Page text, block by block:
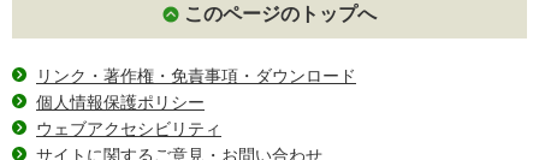
このページのトップへ
リンク・著作権・免責事項・ダウンロード
個人情報保護ポリシー
ウェブアクセシビリティ
サイトに関するご意見・お問い合わせ